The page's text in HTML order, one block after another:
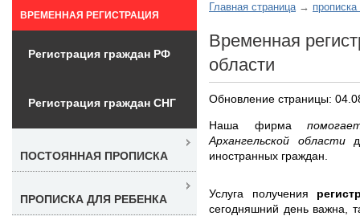
Главная страница
Временная
области
Обновление страницы:
Наша фирма
Архангельской области
иностранных граждан.
Услуга получения
сегодняшний день важна,
ВРЕМЕННАЯ РЕГИСТРАЦИЯ
Регистрация граждан РФ
Регистрация граждан СНГ
ПОСТОЯННАЯ ПРОПИСКА
ПРОПИСКА ДЛЯ РЕБЕНКА